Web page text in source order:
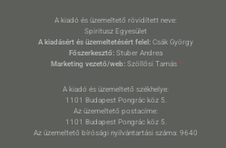
A kiadó és üzemeltető rövidített neve:
Spiritusz Egyesület
A kiadásért és üzemeltetésért felel: Csák György
Főszerkesztő: Stuber Andrea
Marketing vezető/web:Szöllősi Tamás *
A kiadó és üzemeltető székhelye:
1101 Budapest Pongrác köz 5.
Az üzemeltető postacíme:
1101 Budapest Pongrác köz 5.
Az üzemeltető bírósági nyilvántartási száma: 9640